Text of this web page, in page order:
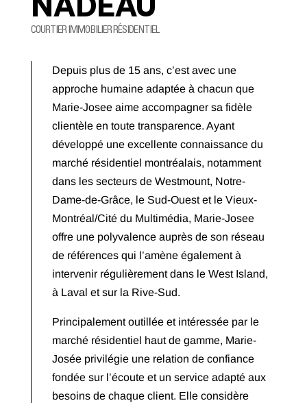
COURTIER IMMOBILIER RÉSIDENTIEL
Depuis plus de 15 ans, c’est avec une
approche humaine adaptée à chacun que
Marie-Josee aime accompagner sa fidèle
clientèle en toute transparence. Ayant
développé une excellente connaissance du
marché résidentiel montréalais, notamment
dans les secteurs de Westmount, Notre-
Dame-de-Grâce, le Sud-Ouest et le Vieux-
Montréal/Cité du Multimédia, Marie-Josee
offre une polyvalence auprès de son réseau
de références qui l’amène également à
intervenir régulièrement dans le West Island,
à Laval et sur la Rive-Sud.
Principalement outillée et intéressée par le
marché résidentiel haut de gamme, Marie-
Josée privilégie une relation de confiance
fondée sur l’écoute et un service adapté aux
besoins de chaque client. Elle considère